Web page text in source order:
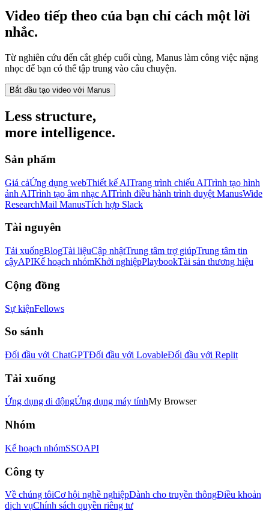
Video tiếp theo của bạn chỉ cách một lời
nhắc.
Từ nghiên cứu đến cắt ghép cuối cùng, Manus làm công việc nặng
nhọc để bạn có thể tập trung vào câu chuyện.
Bắt đầu tạo video với Manus
Less structure,
more intelligence.
Sản phẩm
Giá cảỨng dụng webThiết kế AITrang trình chiếu AITrình tạo hình
ảnh AITrình tạo âm nhạc AITrình điều hành trình duyệt ManusWide
ResearchMail ManusTích hợp Slack
Tài nguyên
Tải xuốngBlogTài liệuCập nhậtTrung tâm trợ giúpTrung tâm tin
cậyAPIKế hoạch nhómKhởi nghiệpPlaybookTài sản thương hiệu
Cộng đồng
Sự kiệnFellows
So sánh
Đối đầu với ChatGPTĐối đầu với LovableĐối đầu với Replit
Tải xuống
Ứng dụng di độngỨng dụng máy tínhMy Browser
Nhóm
Kế hoạch nhómSSOAPI
Công ty
Về chúng tôiCơ hội nghề nghiệpDành cho truyền thôngĐiều khoản
dịch vụChính sách quyền riêng tư